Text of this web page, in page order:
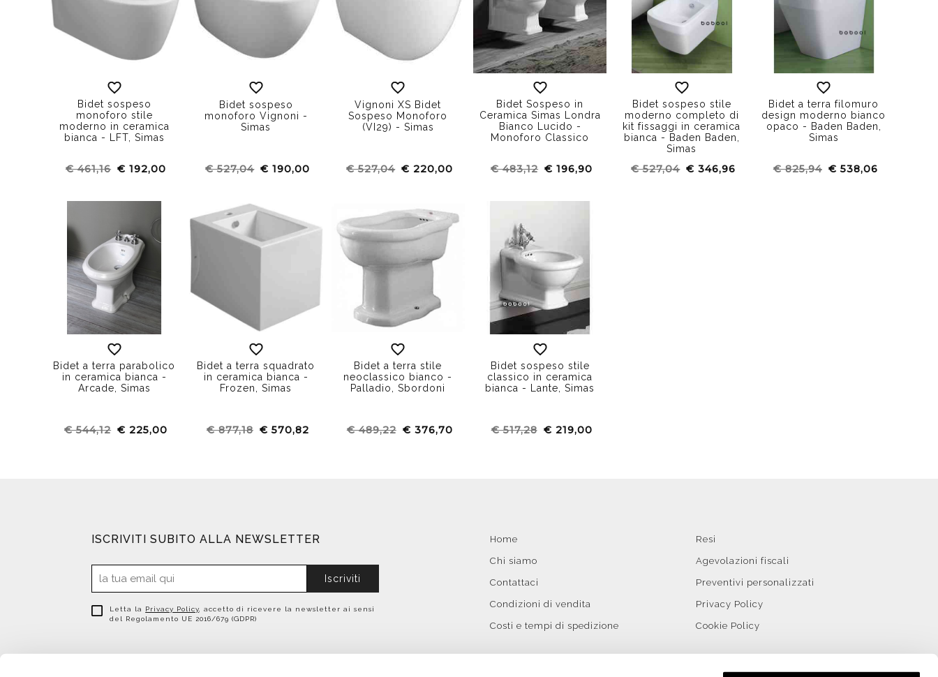
Bidet sospeso
monoforo stile
moderno in ceramica
bianca - LFT, Simas
€ 461,16 € 192,00
Bidet sospeso
monoforo Vignoni -
Simas
€ 527,04 € 190,00
Vignoni XS Bidet
Sospeso Monoforo
(VI29) - Simas
€ 527,04 € 220,00
Bidet Sospeso in
Ceramica Simas Londra
Bianco Lucido -
Monoforo Classico
€ 483,12 € 196,90
Bidet sospeso stile
moderno completo di
kit fissaggi in ceramica
bianca - Baden Baden,
Simas
€ 527,04 € 346,96
Bidet a terra filomuro
design moderno bianco
opaco - Baden Baden,
Simas
€ 825,94 € 538,06
Bidet a terra parabolico
in ceramica bianca -
Arcade, Simas
€ 544,12 € 225,00
Bidet a terra squadrato
in ceramica bianca -
Frozen, Simas
€ 877,18 € 570,82
Bidet a terra stile
neoclassico bianco -
Palladio, Sbordoni
€ 489,22 € 376,70
Bidet sospeso stile
classico in ceramica
bianca - Lante, Simas
€ 517,28 € 219,00
ISCRIVITI SUBITO ALLA NEWSLETTER
Iscriviti
Letta la Privacy Policy , accetto di ricevere la newsletter ai sensi
del Regolamento UE 2016/679 (GDPR)
Home
Chi siamo
Contattaci
Condizioni di vendita
Costi e tempi di spedizione
Resi
Agevolazioni fiscali
Preventivi personalizzati
Privacy Policy
Cookie Policy